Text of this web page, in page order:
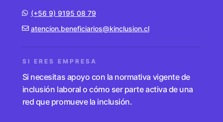
(+56 9) 9195 08 79
atencion.beneficiarios@kinclusion.cl
SI ERES EMPRESA
Si necesitas apoyo con la normativa vigente de
inclusión laboral o cómo ser parte activa de una
red que promueve la inclusión.